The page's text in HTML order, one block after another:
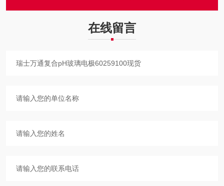
在线留言